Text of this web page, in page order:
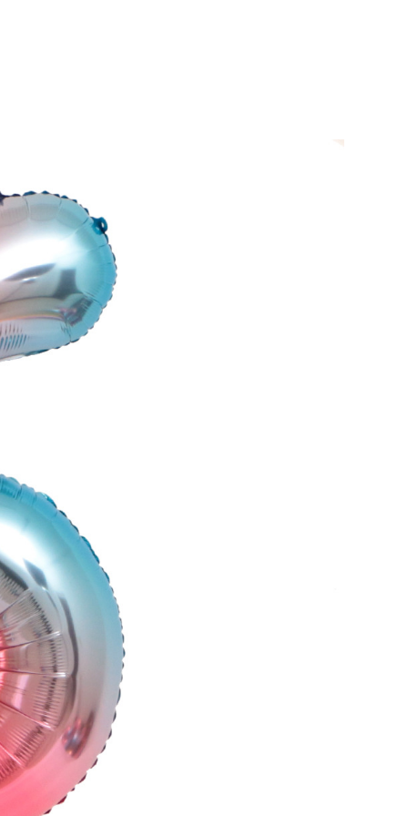
produktów w koszyku.
WRÓĆ DO SKLEPU